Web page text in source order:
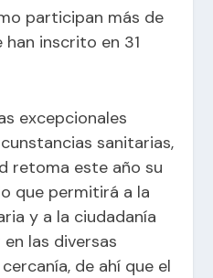
participan más de
inscrito en 31
excepcionales
sanitarias,
retoma este año su
que permitirá a la
y a la ciudadanía
las diversas
de ahí que el